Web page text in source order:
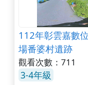
112年彰雲嘉數
場番婆村遺跡
觀看次數：711
3-4年級